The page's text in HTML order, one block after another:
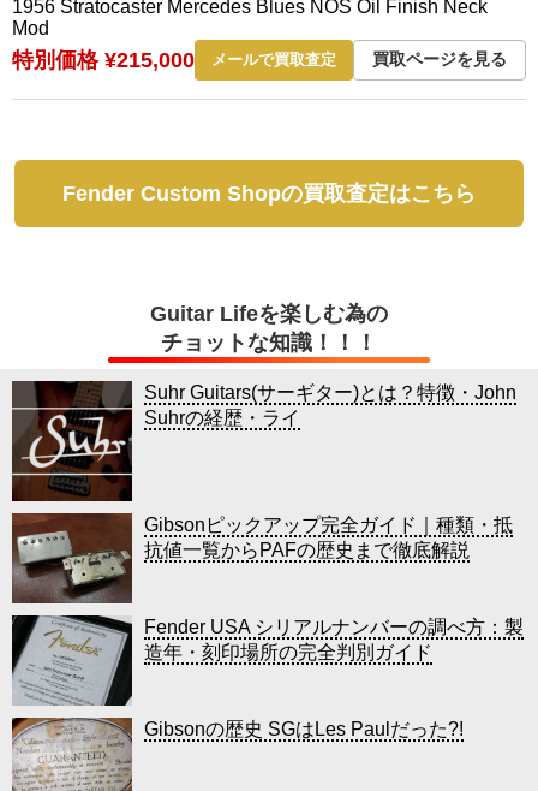
1956 Stratocaster Mercedes Blues NOS Oil Finish Neck
Mod
特別価格 ¥215,000 メールで買取査定 買取ページを見る
Fender Custom Shopの買取査定はこちら
Guitar Lifeを楽しむ為の
チョットな知識！！！
Suhr Guitars(サーギター)とは？特徴・John
Suhrの経歴・ライ
Gibsonピックアップ完全ガイド｜種類・抵
抗値一覧からPAFの歴史まで徹底解説
Fender USA シリアルナンバーの調べ方：製
造年・刻印場所の完全判別ガイド
Gibsonの歴史 SGはLes Paulだった?!